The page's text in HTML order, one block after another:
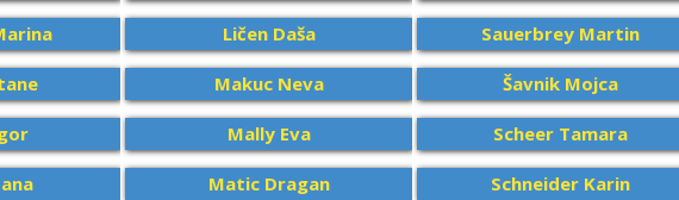
Ličen Daša
Makuc Neva
Mally Eva
Matic Dragan
Sauerbrey Martin
Šavnik Mojca
Scheer Tamara
Schneider Karin